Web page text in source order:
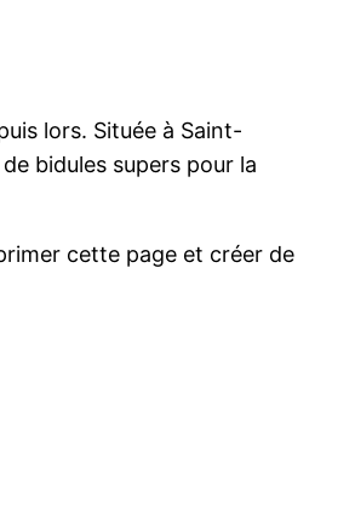
lors. Située à Saint-
bidules supers pour la
cette page et créer de